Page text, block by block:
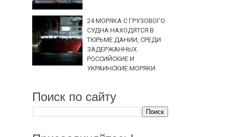
24 МОРЯКА С ГРУЗОВОГО
СУДНА НАХОДЯТСЯ В
ТЮРЬМЕ ДАНИИ, СРЕДИ
ЗАДЕРЖАННЫХ
РОССИЙСКИЕ И
УКРАИНСКИЕ МОРЯКИ
Поиск по сайту